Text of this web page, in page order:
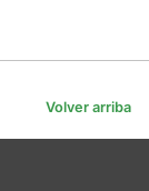
Volver arriba